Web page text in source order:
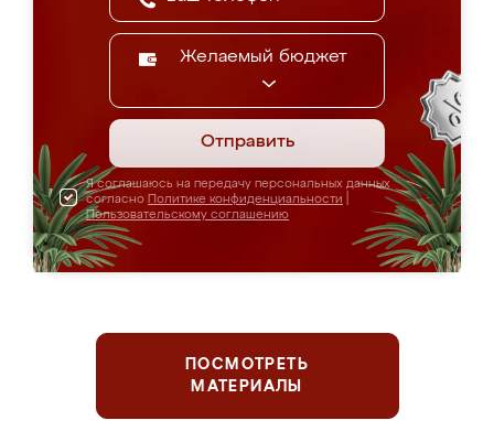
Желаемый бюджет
Отправить
Я соглашаюсь на передачу персональных данных
согласно Политике конфиденциальности
Пользовательскому соглашению
ПОСМОТРЕТЬ
МАТЕРИАЛЫ